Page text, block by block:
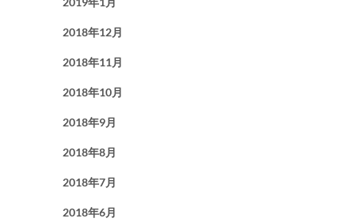
2018年12月
2018年11月
2018年10月
2018年9月
2018年8月
2018年7月
2018年6月